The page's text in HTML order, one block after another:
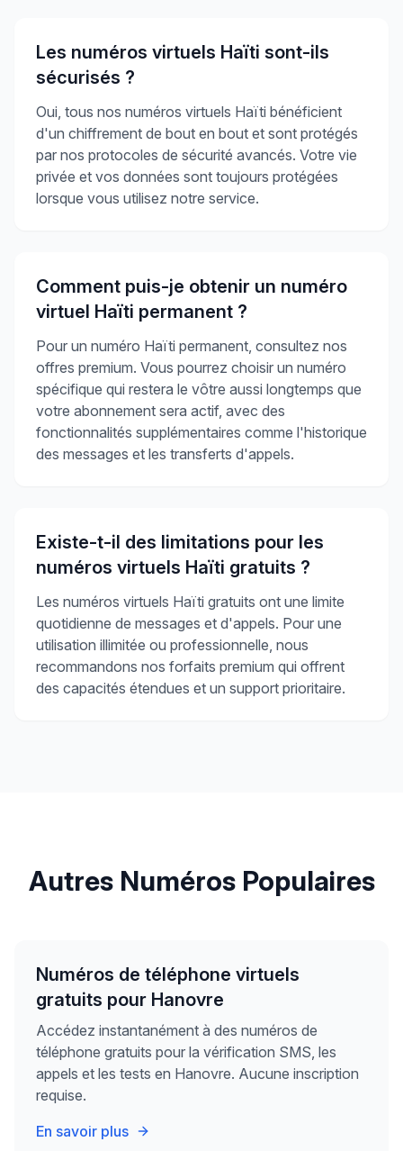
Les numéros virtuels Haïti sont-ils
sécurisés ?
Oui, tous nos numéros virtuels Haïti bénéficient
d'un chiffrement de bout en bout et sont protégés
par nos protocoles de sécurité avancés. Votre vie
privée et vos données sont toujours protégées
lorsque vous utilisez notre service.
Comment puis-je obtenir un numéro
virtuel Haïti permanent ?
Pour un numéro Haïti permanent, consultez nos
offres premium. Vous pourrez choisir un numéro
spécifique qui restera le vôtre aussi longtemps que
votre abonnement sera actif, avec des
fonctionnalités supplémentaires comme l'historique
des messages et les transferts d'appels.
Existe-t-il des limitations pour les
numéros virtuels Haïti gratuits ?
Les numéros virtuels Haïti gratuits ont une limite
quotidienne de messages et d'appels. Pour une
utilisation illimitée ou professionnelle, nous
recommandons nos forfaits premium qui offrent
des capacités étendues et un support prioritaire.
Autres Numéros Populaires
Numéros de téléphone virtuels
gratuits pour Hanovre
Accédez instantanément à des numéros de
téléphone gratuits pour la vérification SMS, les
appels et les tests en Hanovre. Aucune inscription
requise.
En savoir plus